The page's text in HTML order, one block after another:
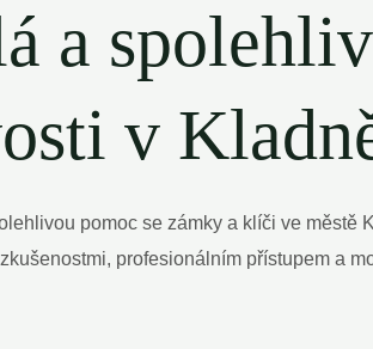
a
v
pomoc se zámky a klíči ve
profesionálním přístupem a